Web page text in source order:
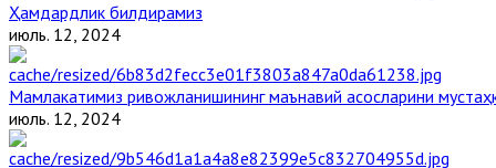
Ҳамдардлик билдирамиз
июль. 12, 2024
Мамлакатимиз ривожланишининг маънавий асосларини
июль. 12, 2024